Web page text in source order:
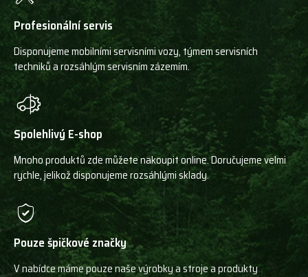
Profesionální servis
Disponujeme mobilními servisními vozy, týmem servisních
techniků a rozsáhlým servisním zázemím.
Spolehlivý E-shop
Mnoho produktů zde můžete nakoupit online. Doručujeme velmi
rychle, jelikož disponujeme rozsáhlými sklady.
Pouze špičkové značky
V nabídce máme pouze naše výrobky a stroje a produkty